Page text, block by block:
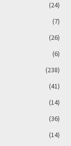
(24)
(7)
(26)
(6)
(238)
(41)
(14)
(36)
(14)